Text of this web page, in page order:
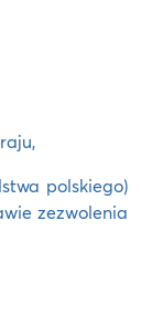
polskiego)
zezwolenia